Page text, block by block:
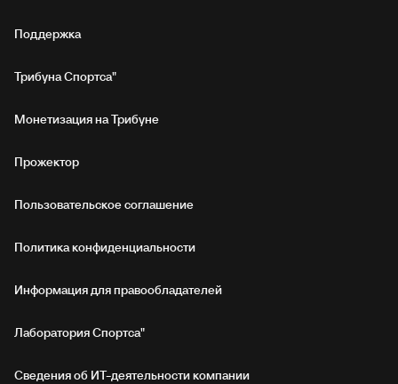
Поддержка
Трибуна Спортса"
Монетизация на Трибуне
Прожектор
Пользовательское соглашение
Политика конфиденциальности
Информация для правообладателей
Лаборатория Спортса"
Сведения об ИТ‑деятельности компании